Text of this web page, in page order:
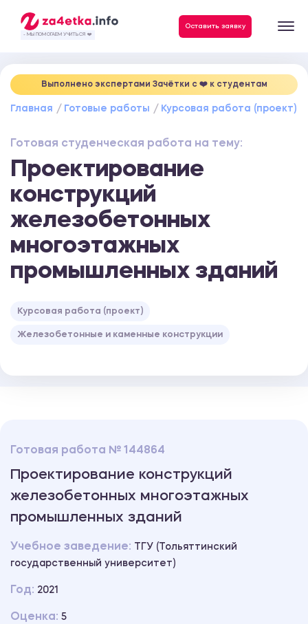
- МЫ ПОМОГАЕМ УЧИТЬСЯ ❤️
Оставить заявку
Выполнено экспертами Зачётки c ❤️ к студентам
Главная Готовые работы Курсовая работа (проект)
Готовая студенческая работа на тему:
Проектирование
конструкций
железобетонных
многоэтажных
промышленных зданий
Курсовая работа (проект)
Железобетонные и каменные конструкции
Готовая работа № 144864
Проектирование конструкций
железобетонных многоэтажных
промышленных зданий
Учебное заведение:
ТГУ (Тольяттинский
государственный университет)
Год: 2021
Оценка: 5